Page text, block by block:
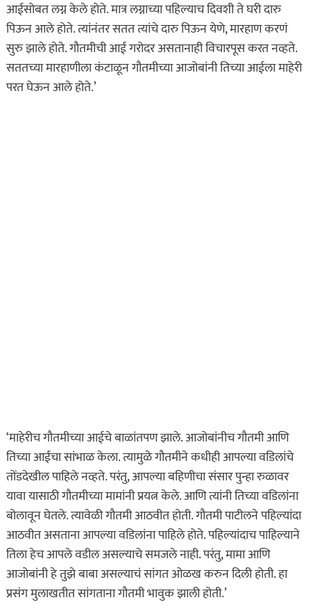
आईसोबत लग्न केले होते. मात्र लग्नाच्या पहिल्याच दिवशी ते घरी दारु
पिऊन आले होते. त्यांनंतर सतत त्यांचे दारु पिऊन येणे, मारहाण करणं
सुरु झाले होते. गौतमीची आई गरोदर असतानाही विचारपूस करत नव्हते.
सततच्या मारहाणीला कंटाळून गौतमीच्या आजोबांनी तिच्या आईला माहेरी
परत घेऊन आले होते.’
‘माहेरीच गौतमीच्या आईचे बाळांतपण झाले. आजोबांनीच गौतमी आणि
तिच्या आईचा सांभाळ केला. त्यामुळे गौतमीने कधीही आपल्या वडिलांचे
तोंडदेखील पाहिले नव्हते. परंतु, आपल्या बहिणीचा संसार पुन्हा रुळावर
यावा यासाठी गौतमीच्या मामांनी प्रयत्न केले. आणि त्यांनी तिच्या वडिलांना
बोलावून घेतले. त्यावेळी गौतमी आठवीत होती. गौतमी पाटीलने पहिल्यांदा
आठवीत असताना आपल्या वडिलांना पाहिले होते. पहिल्यांदाच पाहिल्याने
तिला हेच आपले वडील असल्याचे समजले नाही. परंतु, मामा आणि
आजोबांनी हे तुझे बाबा असल्याचं सांगत ओळख करुन दिली होती. हा
प्रसंग मुलाखतीत सांगताना गौतमी भावुक झाली होती.’